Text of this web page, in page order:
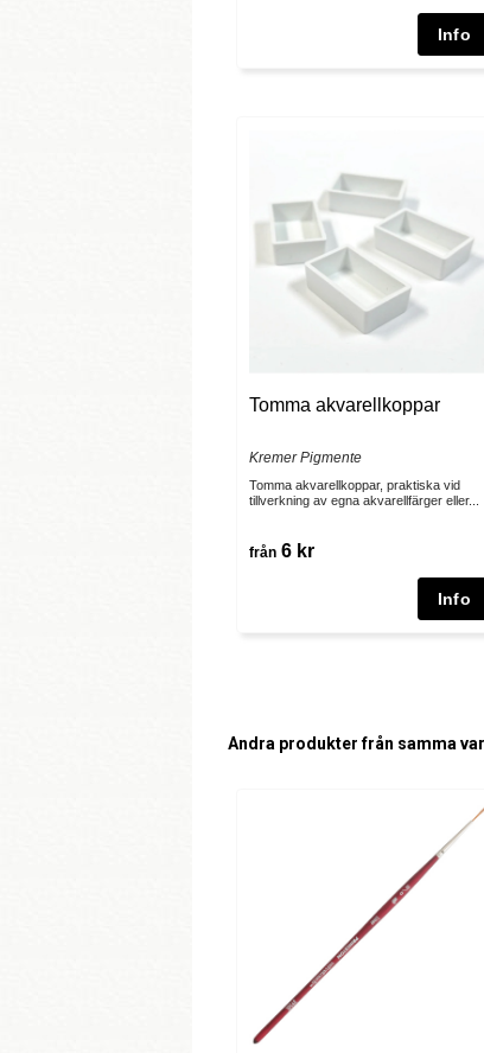
Tomma akvarellkoppar
Kremer Pigmente
Tomma akvarellkoppar, praktiska vid
tillverkning av egna akvarellfärger eller...
från 6 kr
Andra produkter från samma